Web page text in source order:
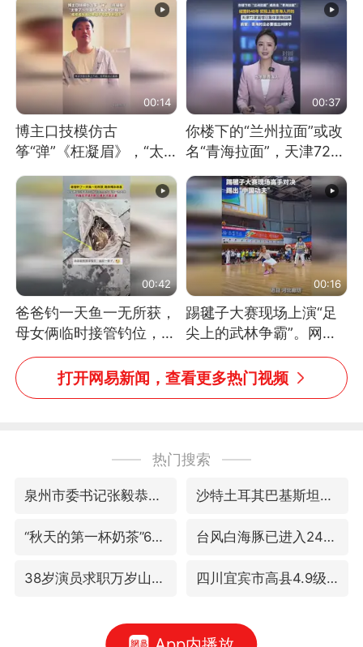
消息）
00:14
博主口技模仿古
筝“弹”《枉凝眉》，“太
像了～你是吃古筝长大的
吗？”“或将成为首位考级
不带古筝的选手。”（来
源：新华每日电讯）
00:37
你楼下的“兰州拉面”或改
名“青海拉面”，天津72家
面馆已集体更换招牌
00:42
爸爸钓一天鱼一无所获，
母女俩临时接管钓位，用
玩具鱼竿钓上大鱼
00:16
踢毽子大赛现场上演“足
尖上的武林争霸”。网
友：这哪是踢毽子，分明
是武侠片现场！#睡个好
打开网易新闻，查看更多热门视频
热门搜索
泉州市委书记张毅恭被查 沙特土耳其巴基斯坦签署共同防务协议
“秋天的第一杯奶茶”6岁了 台风白海豚已进入24小时警戒线
38岁演员求职万岁山NPC成功 四川宜宾市高县4.9级地震致1人死亡